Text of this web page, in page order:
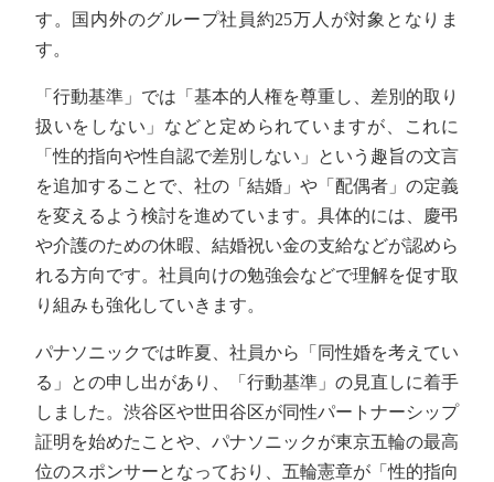
す。国内外のグループ社員約25万人が対象となりま
す。
「行動基準」では「基本的人権を尊重し、差別的取り
扱いをしない」などと定められていますが、これに
「性的指向や性自認で差別しない」という趣旨の文言
を追加することで、社の「結婚」や「配偶者」の定義
を変えるよう検討を進めています。具体的には、慶弔
や介護のための休暇、結婚祝い金の支給などが認めら
れる方向です。社員向けの勉強会などで理解を促す取
り組みも強化していきます。
パナソニックでは昨夏、社員から「同性婚を考えてい
る」との申し出があり、「行動基準」の見直しに着手
しました。渋谷区や世田谷区が同性パートナーシップ
証明を始めたことや、パナソニックが東京五輪の最高
位のスポンサーとなっており、五輪憲章が「性的指向